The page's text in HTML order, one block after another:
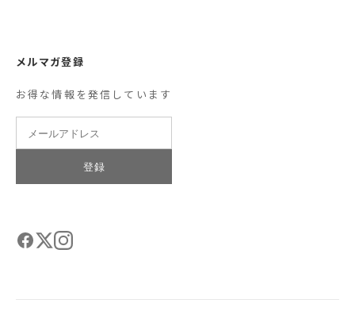
メルマガ登録
お得な情報を発信しています
登録